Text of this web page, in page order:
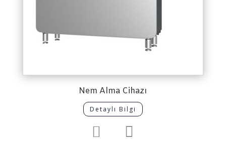
Nem Alma Cihazı
Detaylı Bilgi
 